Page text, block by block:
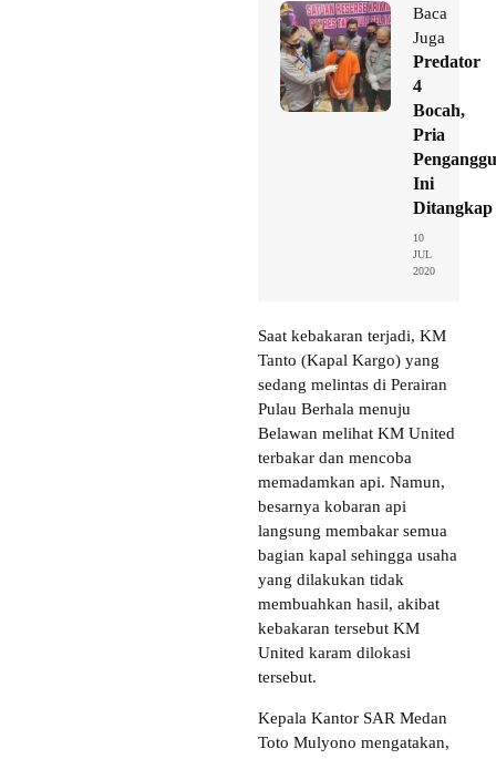
Baca
Juga
Predator
4
Bocah,
Pria
Ini
Ditangkap
10
JUL
2020
Saat kebakaran terjadi, KM
Tanto (Kapal Kargo) yang
sedang melintas di Perairan
Pulau Berhala menuju
Belawan melihat KM United
terbakar dan mencoba
memadamkan api. Namun,
besarnya kobaran api
langsung membakar semua
bagian kapal sehingga usaha
yang dilakukan tidak
membuahkan hasil, akibat
kebakaran tersebut KM
United karam dilokasi
tersebut.
Kepala Kantor SAR Medan
Toto Mulyono mengatakan,